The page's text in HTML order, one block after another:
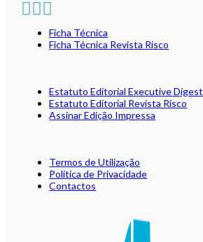
Ficha Técnica
Ficha Técnica Revista Risco
Estatuto Editorial Executive Digest
Estatuto Editorial Revista Risco
Assinar Edição Impressa
Termos de Utilização
Política de Privacidade
Contactos